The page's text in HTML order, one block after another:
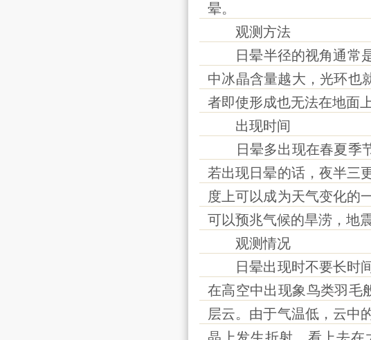
晕。
观测方法
日晕半径的视角通常是
中冰晶含量越大，光环也
者即使形成也无法在地面
出现时间
日晕多出现在春夏季节
若出现日晕的话，夜半三
度上可以成为天气变化的
可以预兆气候的旱涝，地
观测情况
日晕出现时不要长时间
在高空中出现象鸟类羽毛
层云。由于气温低，云中